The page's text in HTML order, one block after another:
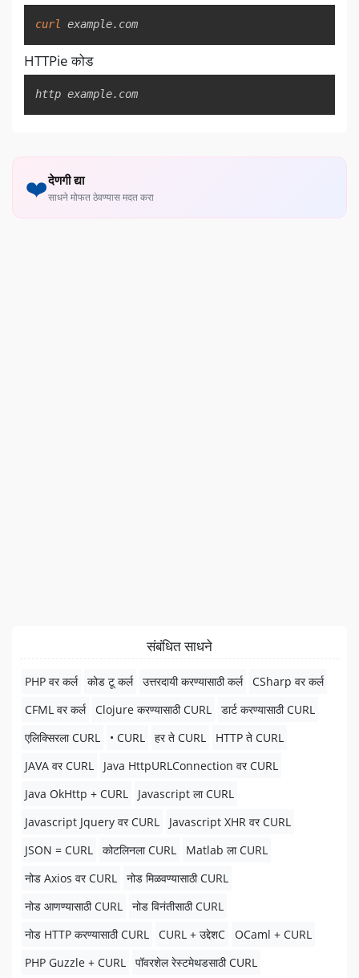
curl example.com
HTTPie कोड
http example.com
❤️देणगी द्या
साधने मोफत ठेवण्यास मदत करा
संबंधित साधने
PHP वर कर्ल कोड टू कर्ल उत्तरदायी करण्यासाठी कर्ल
CSharp वर कर्ल
CFML वर कर्ल
Clojure करण्यासाठी CURL
डार्ट करण्यासाठी CURL
एलिक्सिरला CURL
• CURL हर ते CURL
HTTP ते CURL
JAVA वर CURL
Java HttpURLConnection वर CURL
Java OkHttp + CURL
Javascript ला CURL
Javascript Jquery वर CURL
Javascript XHR वर CURL
JSON = CURL
कोटलिनला CURL
Matlab ला CURL
नोड Axios वर CURL
नोड मिळवण्यासाठी CURL
नोड आणण्यासाठी CURL
नोड विनंतीसाठी CURL
नोड HTTP करण्यासाठी CURL
CURL + उद्देशC
OCaml + CURL
PHP Guzzle + CURL
पॉवरशेल रेस्टमेथडसाठी CURL